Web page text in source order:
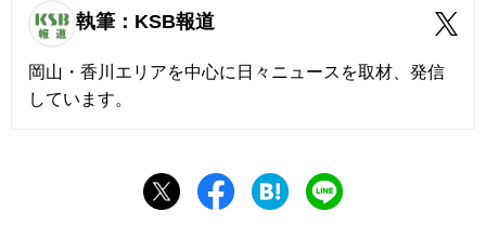
執筆：KSB報道
岡山・香川エリアを中心に日々ニュースを取材、発信
しています。